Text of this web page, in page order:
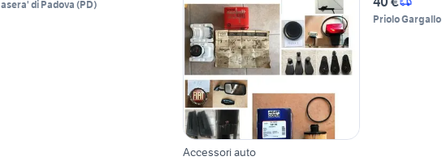
di Padova (PD)
Accessori auto
Priolo Gargallo